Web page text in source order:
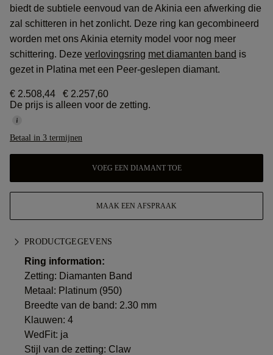
biedt de subtiele eenvoud van de Akinia een afwerking die
zal schitteren in het zonlicht. Deze ring kan gecombineerd
worden met ons Akinia eternity model voor nog meer
schittering. Deze verlovingsring met diamanten band is
gezet in Platina met een Peer-geslepen diamant.
€ 2.508,44
€ 2.257,60
De prijs is alleen voor de zetting.
Betaal in 3 termijnen
VOEG EEN DIAMANT TOE
MAAK EEN AFSPRAAK
PRODUCTGEGEVENS
Ring information:
Zetting: Diamanten Band
Metaal: Platinum (950)
Breedte van de band: 2.30 mm
Klauwen: 4
WedFit: ja
Stijl van de zetting: Claw